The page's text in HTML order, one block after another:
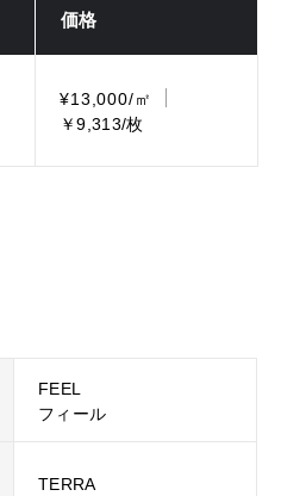
価格
¥13,000/㎡
￥9,313/枚
FEEL
フィール
TERRA